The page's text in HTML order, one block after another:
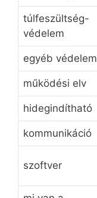
túlfeszültség-
védelem
egyéb védelem
működési elv
hidegindítható
kommunikáció
szoftver